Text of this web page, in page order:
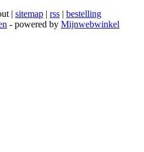
| sitemap | rss | bestelling
- powered by Mijnwebwinkel